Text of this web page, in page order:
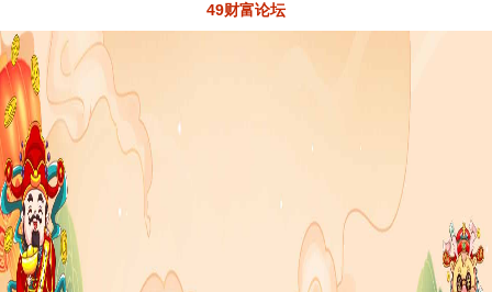
49财富论坛